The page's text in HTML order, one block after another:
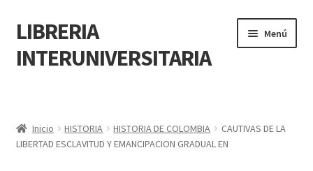
LIBRERIA
INTERUNIVERSITARIA
Menú
Carrito
Inicio HISTORIA HISTORIA DE COLOMBIA
CAUTIVAS DE LA
LIBERTAD ESCLAVITUD Y EMANCIPACION GRADUAL EN